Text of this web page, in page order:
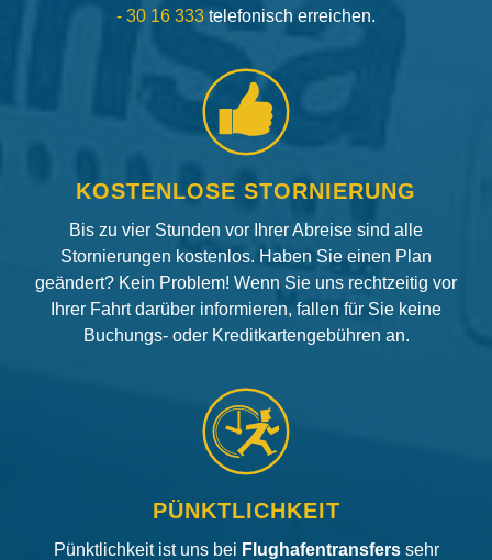
- 30 16 333 telefonisch erreichen.
KOSTENLOSE STORNIERUNG
Bis zu vier Stunden vor Ihrer Abreise sind alle
Stornierungen kostenlos. Haben Sie einen Plan
geändert? Kein Problem! Wenn Sie uns rechtzeitig vor
Ihrer Fahrt darüber informieren, fallen für Sie keine
Buchungs- oder Kreditkartengebühren an.
PÜNKTLICHKEIT
Pünktlichkeit ist uns bei Flughafentransfers sehr